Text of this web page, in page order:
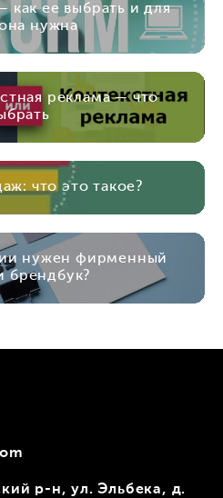
как ее выбрать и для
нужна
реклама — что
что это такое?
нужен фирменный
брендбук?
р-н, ул. Эльбека, д.